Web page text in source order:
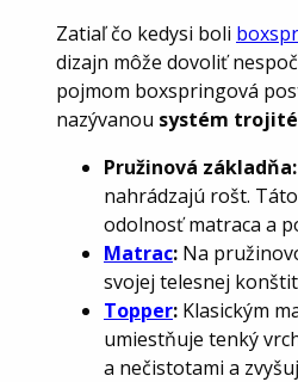
Zatiaľ čo kedysi boli
dizajn môže dovoliť
pojmom boxspringová
nazývanou systém
Pružinová základňa:
nahrádzajú rošt.
odolnosť matraca a
Matrac: Na
svojej telesnej
Topper: Klasickým
umiestňuje tenký
a nečistotami a